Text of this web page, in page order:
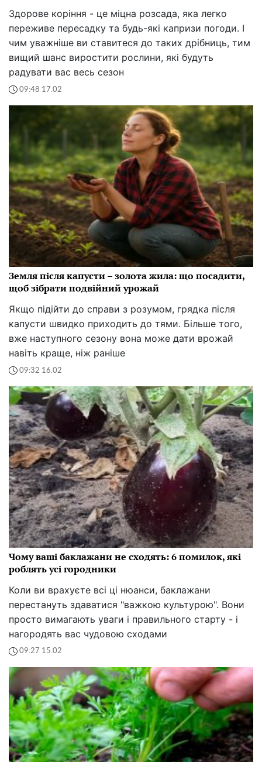
Здорове коріння - це міцна розсада, яка легко
переживе пересадку та будь-які капризи погоди. І
чим уважніше ви ставитеся до таких дрібниць, тим
вищий шанс виростити рослини, які будуть
радувати вас весь сезон
09:48 17.02
Земля після капусти – золота жила: що посадити,
щоб зібрати подвійний урожай
Якщо підійти до справи з розумом, грядка після
капусти швидко приходить до тями. Більше того,
вже наступного сезону вона може дати врожай
навіть краще, ніж раніше
09:32 16.02
Чому ваші баклажани не сходять: 6 помилок, які
роблять усі городники
Коли ви врахуєте всі ці нюанси, баклажани
перестануть здаватися "важкою культурою". Вони
просто вимагають уваги і правильного старту - і
нагородять вас чудовою сходами
09:27 15.02